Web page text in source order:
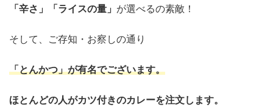
「辛さ」「ライスの量」 が選べるの素敵！
そして、ご存知・お察しの通り
「とんかつ」が有名でございます。
ほとんどの人がカツ付きのカレーを注文します。